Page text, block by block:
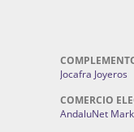
Jocafra Joyeros
COMERCIO
AndaluNet